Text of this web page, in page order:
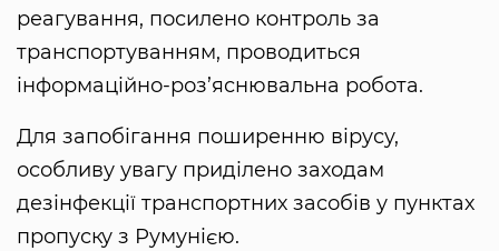
реагування, посилено контроль за
транспортуванням, проводиться
інформаційно-роз’яснювальна робота.
Для запобігання поширенню вірусу,
особливу увагу приділено заходам
дезінфекції транспортних засобів у пунктах
пропуску з Румунією.